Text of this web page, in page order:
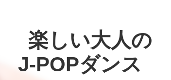
楽しい大人の
J-POPダンス